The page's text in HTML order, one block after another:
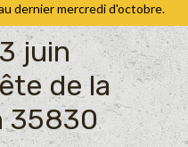
dernier mercredi d'octobre.
juin
de la
35830